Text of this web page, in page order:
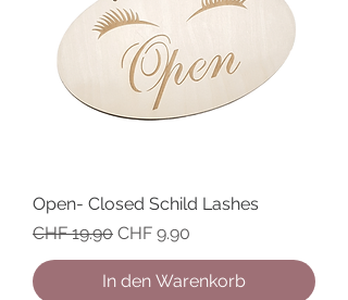
Open- Closed Schild Lashes
Standardpreis
CHF 19.90 Sale-Preis
CHF 9.90
In den Warenkorb